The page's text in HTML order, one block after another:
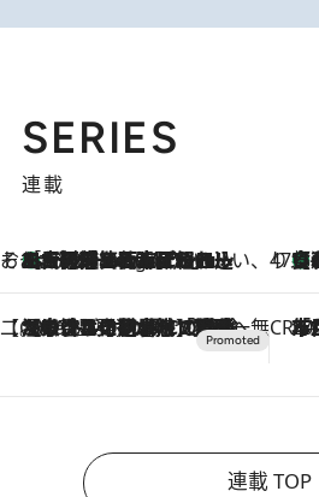
SERIES
連載
そおだよおこの関西おいしい、おやつ紀行5 Hours Ago
［大阪府箕面市］一皿一皿目の前で仕上げられる、料理を巧みに組み込んだアシェットデセールコース「ミチル アシェット デセール（Michiru assiette dessert）」 47都道府県
【和歌山県】この夏絶対食べたい 冷やしておいしいおやつ3選 みかんがごろっと丸ごと入ったジュレ
【CREA×星野リゾート】唯一無二。癒しと発見が待つ場所へ
2026.8.7
【トンボの足水浴】ヒノキの香りに包まれて涼感マックス！約13℃の湧水かけ流しを避暑地「星野温泉 トンボの湯」で体験 「立川に
連載 TOP